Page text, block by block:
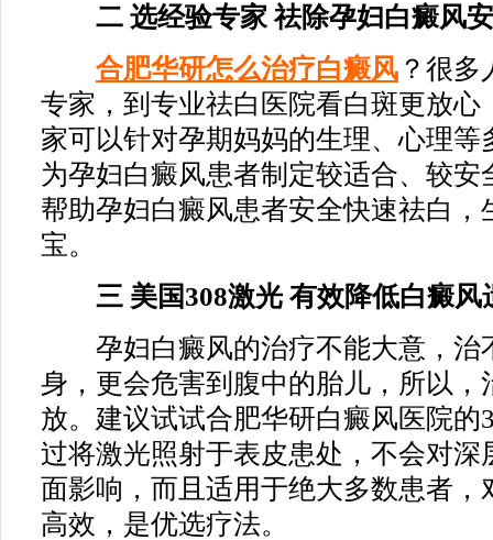
二 选经验专家 祛除孕妇白癜风
合肥华研怎么治疗白癜风 ？很多
专家，到专业祛白医院看白斑更放心
家可以针对孕期妈妈的生理、心理等
为孕妇白癜风患者制定较适合、较安
帮助孕妇白癜风患者安全快速祛白，
宝。
三 美国308激光 有效降低白癜风
孕妇白癜风的治疗不能大意，治
身，更会危害到腹中的胎儿，所以，
放。建议试试合肥华研白癜风医院的
过将激光照射于表皮患处，不会对深
面影响，而且适用于绝大多数患者，
高效，是优选疗法。